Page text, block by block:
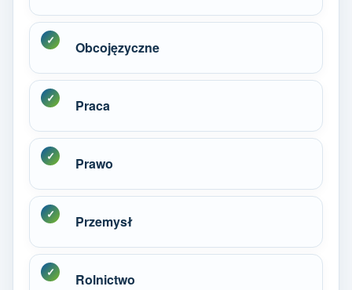
Obcojęzyczne
Praca
Prawo
Przemysł
Rolnictwo